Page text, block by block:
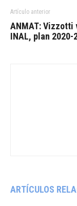
Artículo anterior
ANMAT: Vizzotti
INAL, plan 2020-
ARTÍCULOS